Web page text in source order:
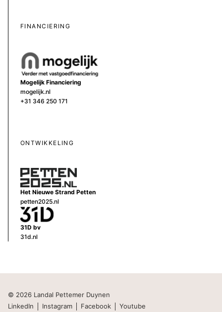
FINANCIERING
Mogelijk Financiering
mogelijk.nl
+31 346 250 171
ONTWIKKELING
Het Nieuwe Strand Petten
petten2025.nl
31D bv
31d.nl
© 2026 Landal Pettemer Duynen
LinkedIn
Instagram Facebook Youtube